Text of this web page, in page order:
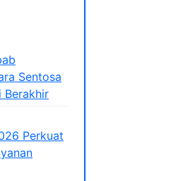
Sentosa
Berakhir
Perkuat